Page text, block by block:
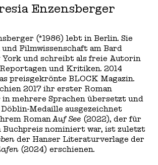
Enzensberger
(*1986) lebt in Berlin. Sie
Filmwissenschaft am Bard
York und schreibt als freie Autorin
Reportagen und Kritiken. 2014
preisgekrönte BLOCK Magazin.
2017 ihr erster Roman
in mehrere Sprachen übersetzt und
Medaille ausgezeichnet
Roman Auf See (2022), der für
Buchpreis nominiert war, ist zuletzt
der Hanser Literaturverlage der
(2024) erschienen.